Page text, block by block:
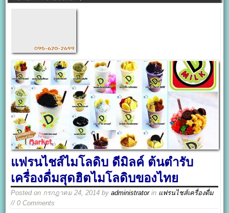
แฟรนไชส์ไมโลดิบ ดีมิลค์ ต้นตำรับ
เครื่องดื่มสุดฮิตไมโลดิบของไทย
Posted on กรกฎาคม 24, 2014 byadministratorin แฟรนไชส์เครื่องดื่ม
// 0 Comments